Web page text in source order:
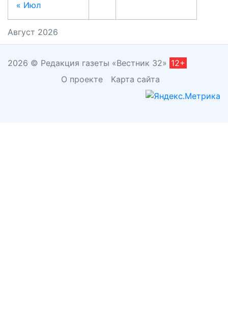
Август 2026
« Июл
2026 © Редакция газеты «Вестник 32» 12+
О проекте
Карта сайта